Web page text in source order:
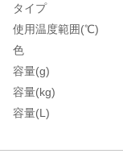
タイプ
使用温度範囲(℃)
色
容量(g)
容量(kg)
容量(L)
容器タイプ